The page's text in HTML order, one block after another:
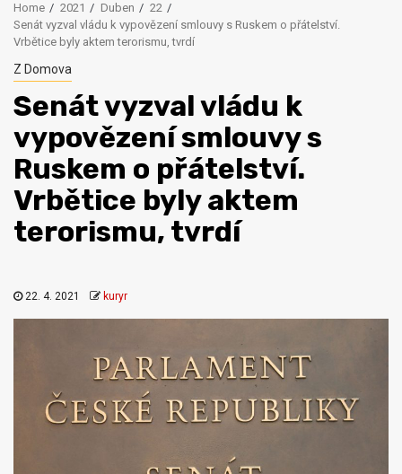
Home 2021 Duben
22
Senát vyzval vládu k vypovězení smlouvy s Ruskem o přátelství.
Vrbětice byly aktem terorismu, tvrdí
Z Domova
Senát vyzval vládu k
vypovězení smlouvy s
Ruskem o přátelství.
Vrbětice byly aktem
terorismu, tvrdí
22. 4. 2021 kuryr